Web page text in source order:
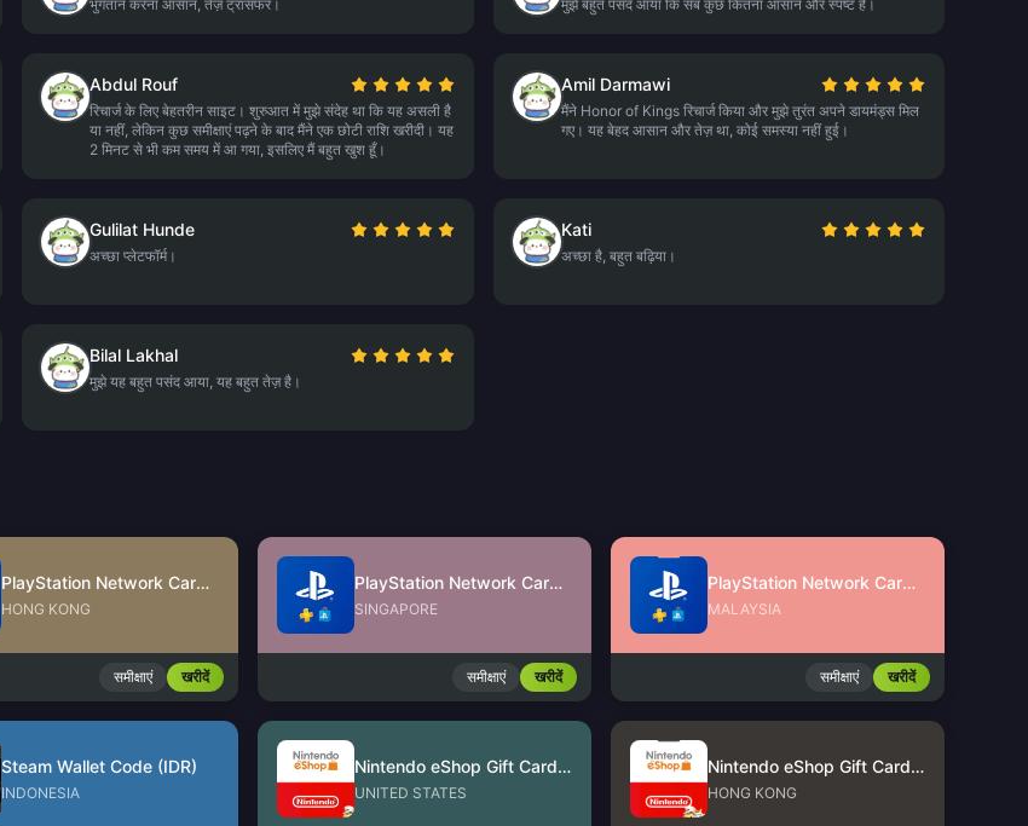
भुगतान करना आसान, तेज़ ट्रांसफर। मुझे बहुत पसंद आया कि सब कुछ कितना आसान और स्पष्ट है।
Abdul Rouf
रिचार्ज के लिए बेहतरीन साइट। शुरुआत में मुझे संदेह था कि यह असली है
या नहीं, लेकिन कुछ समीक्षाएं पढ़ने के बाद मैंने एक छोटी राशि खरीदी। यह
2 मिनट से भी कम समय में आ गया, इसलिए मैं बहुत खुश हूँ।
Amil Darmawi
मैंने Honor of Kings रिचार्ज किया और मुझे तुरंत अपने डायमंड्स मिल
गए। यह बेहद आसान और तेज़ था, कोई समस्या नहीं हुई।
Gulilat Hunde
अच्छा प्लेटफॉर्म।
Kati
अच्छा है, बहुत बढ़िया।
Bilal Lakhal
मुझे यह बहुत पसंद आया, यह बहुत तेज़ है।
PlayStation Network Card (HK)
HONG KONG
समीक्षाएं खरीदें
PlayStation Network Card (SG)
SINGAPORE
समीक्षाएं खरीदें
PlayStation Network Card (MY)
MALAYSIA
समीक्षाएं खरीदें
Steam Wallet Code (IDR)
INDONESIA
Nintendo eShop Gift Card (US)
UNITED STATES
Nintendo eShop Gift Card (HK)
HONG KONG